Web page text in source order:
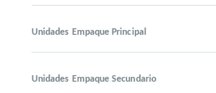
Unidades Empaque Principal
Unidades Empaque Secundario